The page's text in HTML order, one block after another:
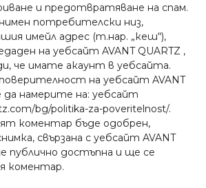
и предотвратяване на спам.
потребителски низ,
имейл адрес (т.нар. „кеш“),
на уебсайтAVANT QUARTZ ,
че имате акаунт в уебсайта.
на уебсайтAVANT
намерите на: уебсайт
bg/politika-za-poveritelnost/.
коментар бъде одобрен,
свързана с уебсайтAVANT
публично достъпна и ще се
коментар.